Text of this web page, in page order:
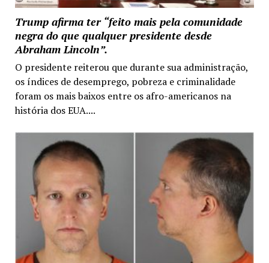
Trump afirma ter “feito mais pela comunidade
negra do que qualquer presidente desde
Abraham Lincoln”.
O presidente reiterou que durante sua administração,
os índices de desemprego, pobreza e criminalidade
foram os mais baixos entre os afro-americanos na
história dos EUA....